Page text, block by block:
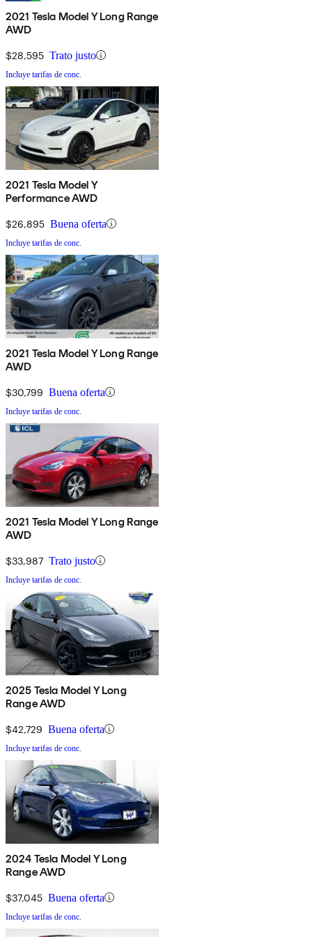
2021 Tesla Model Y Long Range
AWD
$28,595 Trato justo
Incluye tarifas de conc.
2021 Tesla Model Y
Performance AWD
$26,895 Buena oferta
Incluye tarifas de conc.
2021 Tesla Model Y Long Range
AWD
$30,799 Buena oferta
Incluye tarifas de conc.
2021 Tesla Model Y Long Range
AWD
$33,987 Trato justo
Incluye tarifas de conc.
2025 Tesla Model Y Long
Range AWD
$42,729 Buena oferta
Incluye tarifas de conc.
2024 Tesla Model Y Long
Range AWD
$37,045 Buena oferta
Incluye tarifas de conc.